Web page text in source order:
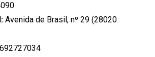
Avenida de Brasil, nº 29 (28020